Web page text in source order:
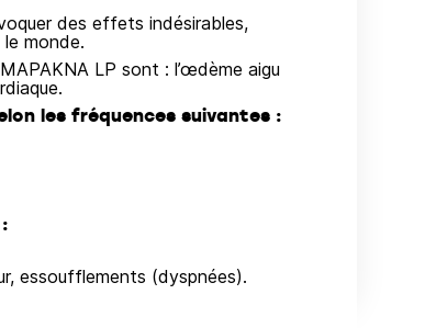
des effets indésirables,
monde.
LP sont : l’œdème aigu
les fréquences suivantes :
essoufflements (dyspnées).